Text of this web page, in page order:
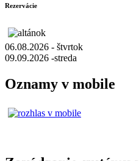
Rezervácie
06.08.2026 - štvrtok
09.09.2026 -streda
Oznamy v mobile